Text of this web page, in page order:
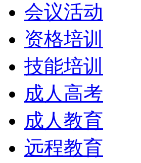
会议活动
资格培训
技能培训
成人高考
成人教育
远程教育